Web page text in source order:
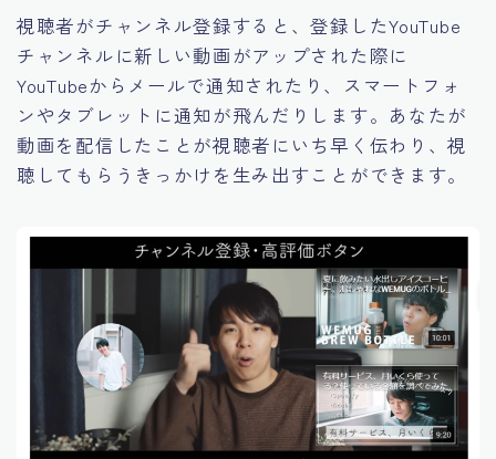
視聴者がチャンネル登録すると、登録したYouTube
チャンネルに新しい動画がアップされた際に
YouTubeからメールで通知されたり、スマートフォ
ンやタブレットに通知が飛んだりします。あなたが
動画を配信したことが視聴者にいち早く伝わり、視
聴してもらうきっかけを生み出すことができます。